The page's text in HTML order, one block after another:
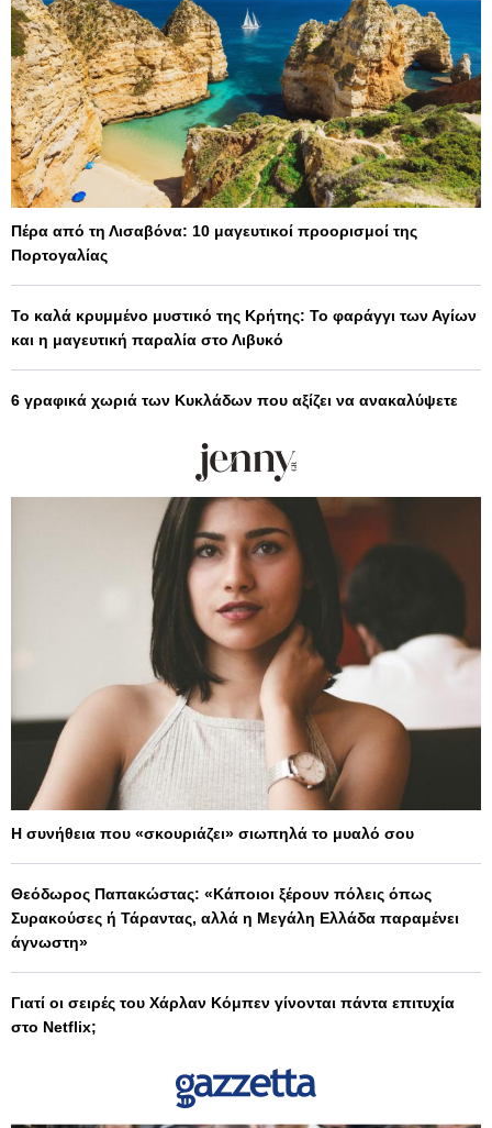
Πέρα από τη Λισαβόνα: 10 μαγευτικοί προορισμοί της
Πορτογαλίας
Το καλά κρυμμένο μυστικό της Κρήτης: Το φαράγγι των Αγίων
και η μαγευτική παραλία στο Λιβυκό
6 γραφικά χωριά των Κυκλάδων που αξίζει να ανακαλύψετε
Η συνήθεια που «σκουριάζει» σιωπηλά το μυαλό σου
Θεόδωρος Παπακώστας: «Κάποιοι ξέρουν πόλεις όπως
Συρακούσες ή Τάραντας, αλλά η Μεγάλη Ελλάδα παραμένει
άγνωστη»
Γιατί οι σειρές του Χάρλαν Κόμπεν γίνονται πάντα επιτυχία
στο Netflix;